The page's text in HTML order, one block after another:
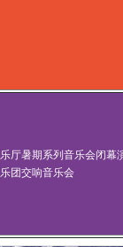
厅暑期系列音乐会闭幕
团交响音乐会